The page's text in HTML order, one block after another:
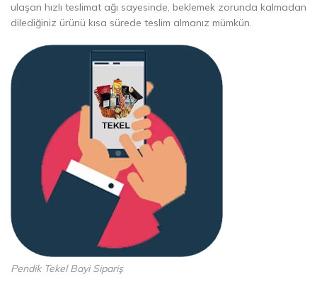
ulaşan hızlı teslimat ağı sayesinde, beklemek zorunda kalmadan
dilediğiniz ürünü kısa sürede teslim almanız mümkün.
Pendik Tekel Bayi Sipariş